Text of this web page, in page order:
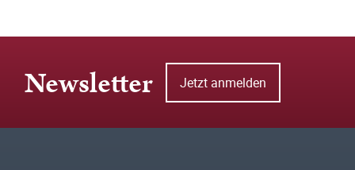
Newsletter Jetzt anmelden